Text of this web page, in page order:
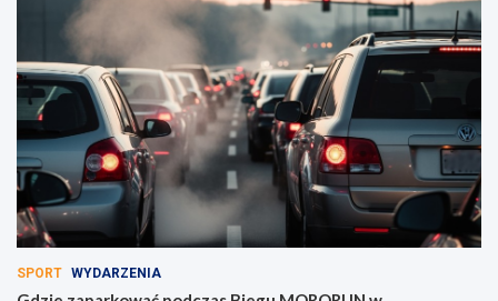
SPORT WYDARZENIA